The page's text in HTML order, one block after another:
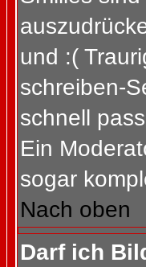
und :(
schreiben-
schnell
Ein
sogar
Nach oben
Darf ich